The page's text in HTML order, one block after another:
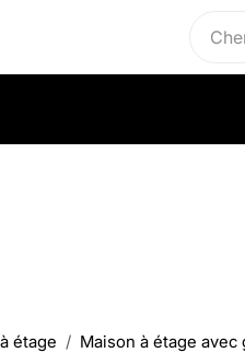
étage Maison à étage avec